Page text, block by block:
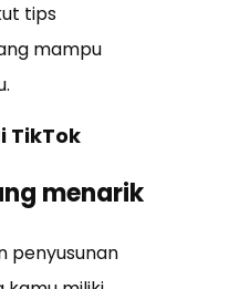
tips
mampu
TikTok
menarik
penyusunan